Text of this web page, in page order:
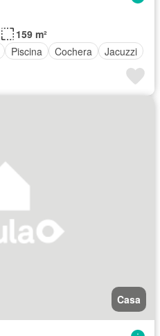
159 m²
Piscina Cochera Jacuzzi
Casa